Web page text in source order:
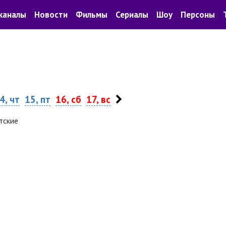
Новости Фильмы Сериалы Шоу Персоны
чт 15, пт 16, сб 17, вс